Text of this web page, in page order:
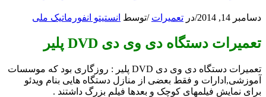
دسامبر 14, 2014 /در تعمیرات /توسط انستیتو انفورماتیک ملی
تعمیرات دستگاه دی وی دی DVD پلیر
تعمیرات دستگاه دی وی دی DVD پلیر : روزگاری بود که موسسات
آموزشی,ادارات و فقط بعضی از منازل دستگاه هایی بنام ویدئو
برای نمایش فیلمهای کوچک و بعدها فیلم بزرگ داشتند .